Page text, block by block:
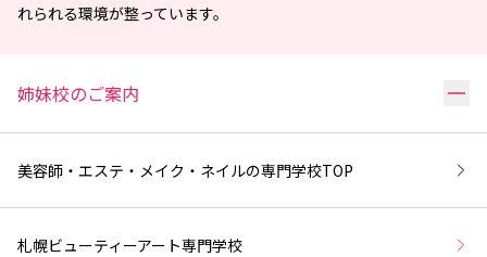
れられる環境が整っています。
姉妹校のご案内 リ
美容師・エステ・メイク・ネイルの専門学校TOP
札幌ビューティーアート専門学校